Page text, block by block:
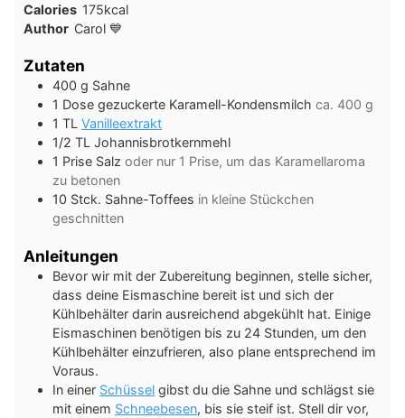
Calories 175kcal
Author Carol 💙
Zutaten
400 g Sahne
1 Dose gezuckerte Karamell-Kondensmilch ca. 400 g
1 TL Vanilleextrakt
1/2 TL Johannisbrotkernmehl
1 Prise Salz oder nur 1 Prise, um das Karamellaroma
zu betonen
10 Stck. Sahne-Toffees in kleine Stückchen
geschnitten
Anleitungen
Bevor wir mit der Zubereitung beginnen, stelle sicher,
dass deine Eismaschine bereit ist und sich der
Kühlbehälter darin ausreichend abgekühlt hat. Einige
Eismaschinen benötigen bis zu 24 Stunden, um den
Kühlbehälter einzufrieren, also plane entsprechend im
Voraus.
In einer Schüssel gibst du die Sahne und schlägst sie
mit einem Schneebesen, bis sie steif ist. Stell dir vor,